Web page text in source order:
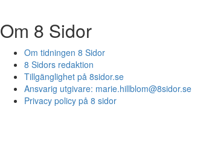
Om 8 Sidor
Om tidningen 8 Sidor
8 Sidors redaktion
Tillgänglighet på 8sidor.se
Ansvarig utgivare: marie.hillblom@8sidor.se
Privacy policy på 8 sidor